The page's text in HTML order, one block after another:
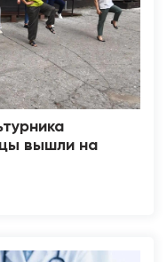
вышли на